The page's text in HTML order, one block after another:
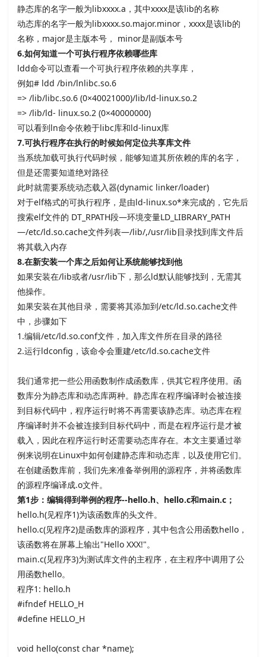
静态库的名字一般为libxxxx.a，其中xxxx是该lib的名称
动态库的名字一般为libxxxx.so.major.minor，xxxx是该lib的
名称， major是主版本号， minor是副版本号
6.如何知道一个可执行程序依赖哪些库
ldd命令可以查看一个可执行程序依赖的共享库，
例如# ldd /bin/lnlibc.so.6
=> /lib/libc.so.6 (0×40021000)/lib/ld-linux.so.2
=> /lib/ld- linux.so.2 (0×40000000)
可以看到ln命令依赖于libc库和ld-linux库
7.可执行程序在执行的时候如何定位共享库文件
当系统加载可执行代码时候，能够知道其所依赖的库的名字，
但是还需要知道绝对路径
此时就需要系统动态载入器(dynamic linker/loader)
对于elf格式的可执行程序，是由ld-linux.so*来完成的，它先后
搜索elf文件的 DT_RPATH段—环境变量LD_LIBRARY_PATH
—/etc/ld.so.cache文件列表—/lib/,/usr/lib目录找到库文件后
将其载入内存
8.在新安装一个库之后如何让系统能够找到他
如果安装在/lib或者/usr/lib下，那么ld默认能够找到，无需其
他操作。
如果安装在其他目录，需要将其添加到/etc/ld.so.cache文件
中，步骤如下
1.编辑/etc/ld.so.conf文件，加入库文件所在目录的路径
2.运行ldconfig，该命令会重建/etc/ld.so.cache文件
我们通常把一些公用函数制作成函数库，供其它程序使用。函
数库分为静态库和动态库两种。静态库在程序编译时会被连接
到目标代码中，程序运行时将不再需要该静态库。动态库在程
序编译时并不会被连接到目标代码中，而是在程序运行是才被
载入，因此在程序运行时还需要动态库存在。本文主要通过举
例来说明在Linux中如何创建静态库和动态库，以及使用它们。
在创建函数库前，我们先来准备举例用的源程序，并将函数库
的源程序编译成.o文件。
第1步：编辑得到举例的程序--hello.h、 hello.c和main.c ；
hello.h(见程序1)为该函数库的头文件。
hello.c(见程序2)是函数库的源程序，其中包含公用函数hello，
该函数将在屏幕上输出"Hello XXX!"。
main.c(见程序3)为测试库文件的主程序，在主程序中调用了公
用函数hello。
程序1: hello.h
#ifndef HELLO_H
#define HELLO_H
void hello(const char *name);